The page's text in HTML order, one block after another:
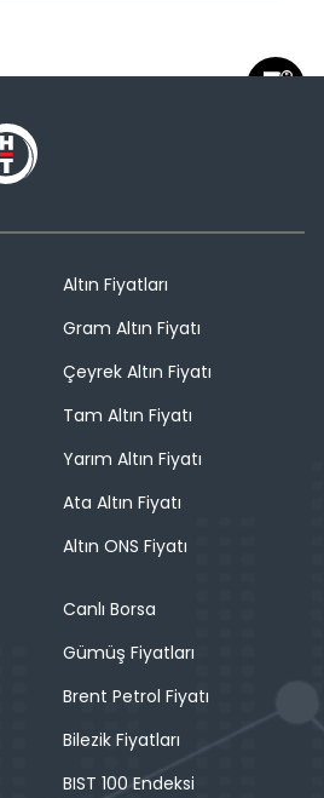
Altın Fiyatları
Gram Altın Fiyatı
Çeyrek Altın Fiyatı
Tam Altın Fiyatı
Yarım Altın Fiyatı
Ata Altın Fiyatı
Altın ONS Fiyatı
Canlı Borsa
Gümüş Fiyatları
Brent Petrol Fiyatı
Bilezik Fiyatları
BIST 100 Endeksi